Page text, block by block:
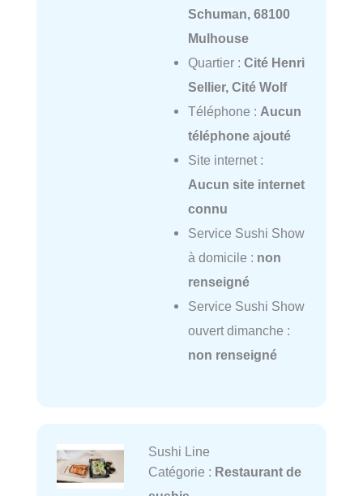
Schuman, 68100
Mulhouse
Quartier : Cité Henri
Sellier, Cité Wolf
Téléphone : Aucun
téléphone ajouté
Site internet :
Aucun site internet
connu
Service Sushi Show
à domicile : non
renseigné
Service Sushi Show
ouvert dimanche :
non renseigné
Sushi Line
Catégorie : Restaurant de